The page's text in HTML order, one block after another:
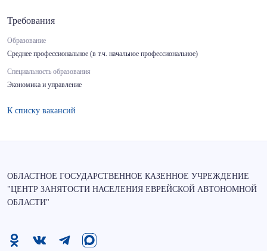
Требования
Образование
Среднее профессиональное (в т.ч. начальное профессиональное)
Специальность образования
Экономика и управление
К списку вакансий
ОБЛАСТНОЕ ГОСУДАРСТВЕННОЕ КАЗЕННОЕ УЧРЕЖДЕНИЕ
"ЦЕНТР ЗАНЯТОСТИ НАСЕЛЕНИЯ ЕВРЕЙСКОЙ АВТОНОМНОЙ
ОБЛАСТИ"